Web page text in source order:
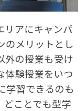
リアにキャンパ
のメリットとし
外の授業も受け
体験授業をいつ
学習できるのも
どことでも型学